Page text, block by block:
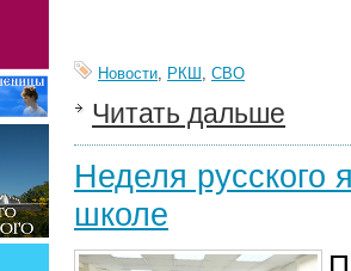
Новости, РКШ , СВО
Читать дальше
Неделя русского
школе